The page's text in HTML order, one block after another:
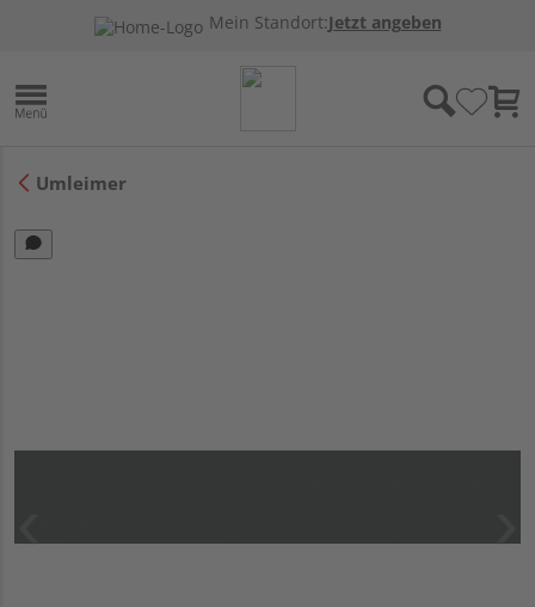
Mein Standort:Jetzt angeben
Umleimer